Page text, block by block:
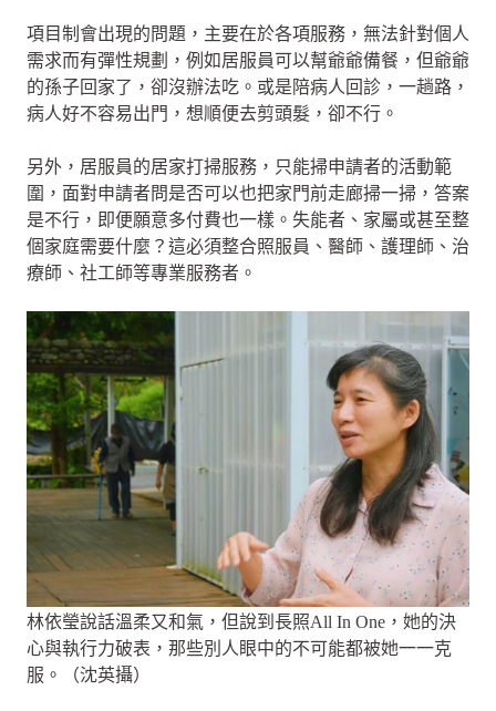
項目制會出現的問題，主要在於各項服務，無法針對個人
需求而有彈性規劃，例如居服員可以幫爺爺備餐，但爺爺
的孫子回家了，卻沒辦法吃。或是陪病人回診，一趟路，
病人好不容易出門，想順便去剪頭髮，卻不行。
另外，居服員的居家打掃服務，只能掃申請者的活動範
圍，面對申請者問是否可以也把家門前走廊掃一掃，答案
是不行，即便願意多付費也一樣。失能者、家屬或甚至整
個家庭需要什麼？這必須整合照服員、醫師、護理師、治
療師、社工師等專業服務者。
林依瑩說話溫柔又和氣，但說到長照All In One，她的決
心與執行力破表，那些別人眼中的不可能都被她一一克
服。（沈英攝）